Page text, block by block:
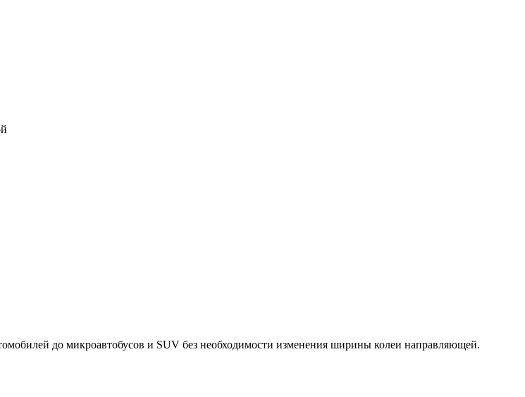
до микроавтобусов и SUV без необходимости изменения ширины колеи направляющей.